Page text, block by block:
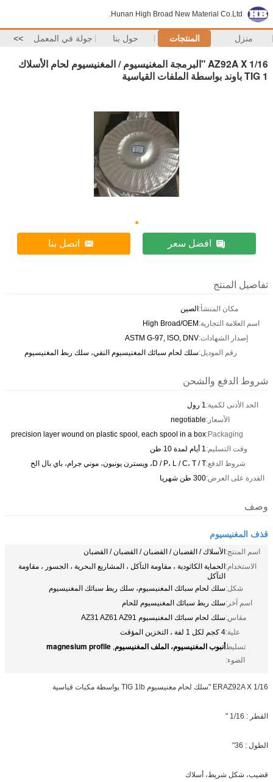
Hunan High Broad New Material Co.Ltd.
منزل المنتجات حول بنا جولة في المعمل >>
AZ92A X 1/16 "البرمجة المغنيسيوم / المغنيسيوم لحام الأسلاك
TIG 1 باوند بواسطة الملفات القياسية
افضل سعر اتصل بنا
تفاصيل المنتج
مكان المنشأ:الصين
اسم العلامة التجارية:High Broad/OEM
إصدار الشهادات:ASTM G-97, ISO, DNV
رقم الموديل:سلك لحام سبائك المغنيسيوم النقي، سلك ربط المغنيسيوم
شروط الدفع والشحن
الحد الأدنى لكمية:1 رول
الأسعار:negotiable
Packaging:
precision layer wound on plastic spool, each spool in a box
وقت التسليم:1 أيام لمدة 10 طن
شروط الدفع:D / P، L / C، T / T، ويسترن يونيون، موني جرام، باي بال الخ
القدرة على العرض:300 طن شهريا
وصف
قذف المغنيسيوم
اسم المنتج:الأسلاك / القضبان / القضبان / القضبان / القضبان
الاستخدام:الحماية الكاثودية ، مقاومة التآكل ، المشاريع البحرية ، الجسور ، مقاومة
التآكل
شكل:سلك لحام سبائك المغنيسيوم، سلك ربط سبائك المغنيسيوم
اسم آخر:سلك ربط سبائك المغنيسيوم للحام
مقاس:سلك لحام سبائك المغنيسيوم AZ31 AZ61 AZ91
علية:4 كجم لكل 1 لفة ، التخزين المؤقت
تسليط
الضوء:
أنبوب المغنيسيوم، الملف المغنيسيوم,
magnesium profile
ERAZ92A X 1/16 "سلك لحام مغنيسيوم TIG 1lb بواسطة مكبات قياسية
القطر : 1/16 "
الطول : 36"
قضيب، شكل شريط، أسلاك